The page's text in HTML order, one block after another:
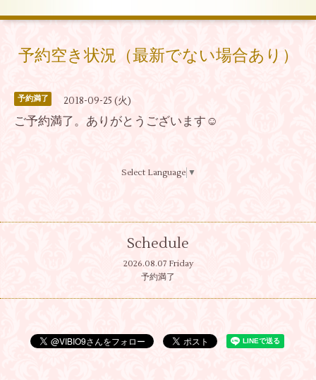
予約空き状況（最新でない場合あり）
予約満了 2018-09-25 (火)
ご予約満了。ありがとうございます☺
Select Language ▼
Schedule
2026.08.07 Friday
予約満了